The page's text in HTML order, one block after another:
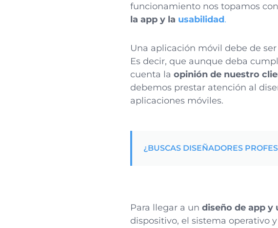
funcionamiento nos topamos
la app y la usabilidad.
Una aplicación móvil debe de
Es decir, que aunque deba
cuenta la opinión de nuestro
debemos prestar atención al
aplicaciones móviles.
¿BUSCAS DISEÑADORES
Para llegar a un diseño de app
dispositivo, el sistema operativo